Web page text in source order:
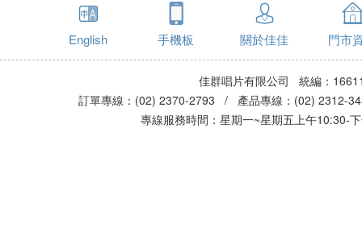
English 手機板 關於佳佳 門市
佳群唱片有限公司 統編：
訂單專線：(02) 2370-2793 / 產品專線：(02)
專線服務時間：星期一~星期五上午10:30-